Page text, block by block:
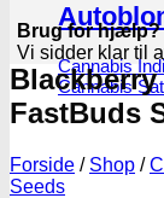
Cannabis
Cannabis
Brug for hjælp?
Vi sidder klar til
FastBuds
Forside / Shop /
Seeds